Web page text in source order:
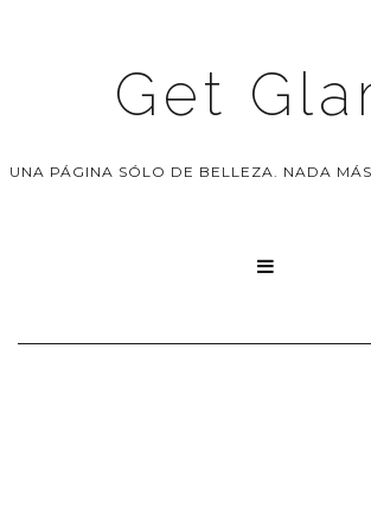
Get
UNA PÁGINA SÓLO DE BELLEZA. NADA
